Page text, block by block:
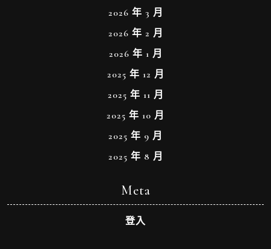
2026 年 3 月
2026 年 2 月
2026 年 1 月
2025 年 12 月
2025 年 11 月
2025 年 10 月
2025 年 9 月
2025 年 8 月
Meta
登入